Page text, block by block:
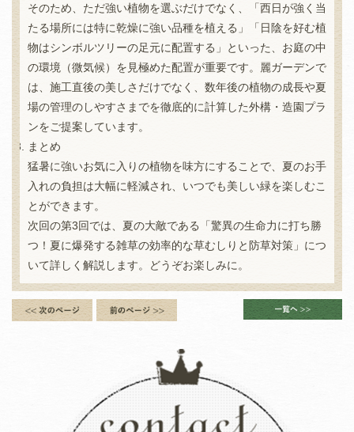
そのため、ただ強い植物を選ぶだけでなく、「西日が強く当
たる場所には特に乾燥に強い品種を植える」「日陰を好む植
物はシンボルツリーの足元に配置する」といった、お庭の中
の環境（微気候）を見極めた配置が重要です。麗ガーデンで
は、施工直後の美しさだけでなく、数年後の植物の成長や夏
場の管理のしやすさまでを徹底的に計算した外構・造園プラ
ンをご提案しています。
まとめ
猛暑に強いお気に入りの植物を味方にすることで、夏のお手
入れの負担は大幅に軽減され、いつでも美しい緑を楽しむこ
とができます。
次回の第3回では、夏の大敵である「驚異の生命力に打ち勝
つ！夏に爆発する雑草の効率的な草むしりと防草対策」につ
いて詳しく解説します。どうぞお楽しみに。